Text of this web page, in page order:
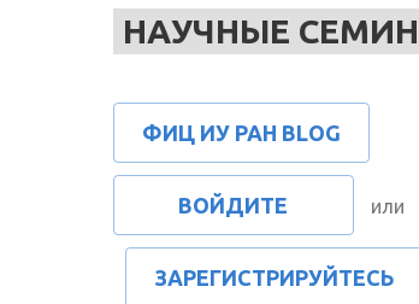
НАУЧНЫЕ
ФИЦ ИУ РАН BLOG
ВОЙДИТЕ или
ЗАРЕГИСТРИРУЙТЕСЬ